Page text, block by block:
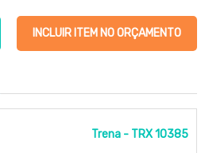
INCLUIR ITEM NO ORÇAMENTO
Trena - TRX 10385